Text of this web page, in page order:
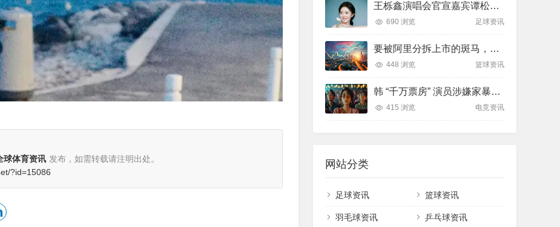
球体育资讯 发布，如需转载请注明出处。
?id=15086
王栎鑫演唱会官宣嘉宾谭松韵，十年后“耿耿星河”舞台重逢！这波回忆杀直接炸出全网90后、00后的青春DNA，我的青春票价值了
690 浏览 足球资讯
要被阿里分拆上市的斑马，成色几何
448 浏览 篮球资讯
韩 “千万票房” 演员涉嫌家暴，妻子不追责引深思
415 浏览 电竞资讯
网站分类
足球资讯 篮球资讯
羽毛球资讯 乒乓球资讯